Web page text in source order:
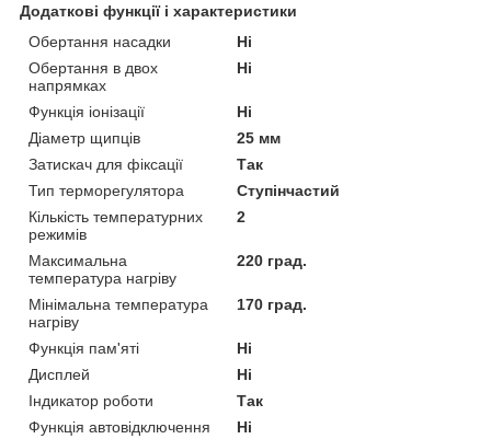
Додаткові функції і характеристики
Обертання насадки
Ні
Обертання в двох
напрямках
Ні
Функція іонізації
Ні
Діаметр щипців
25 мм
Затискач для фіксації
Так
Тип терморегулятора
Ступінчастий
Кількість температурних
режимів
2
Максимальна
температура нагріву
220 град.
Мінімальна температура
нагріву
170 град.
Функція пам'яті
Ні
Дисплей
Ні
Індикатор роботи
Так
Функція автовідключення
Ні